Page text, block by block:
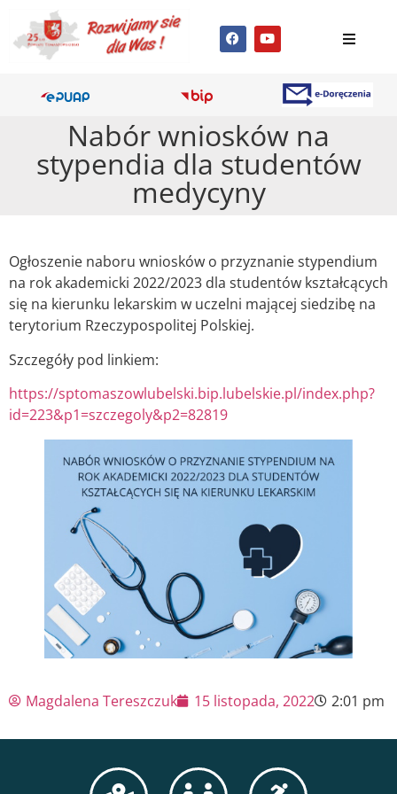
Nabór wniosków na
stypendia dla studentów
medycyny
Ogłoszenie naboru wniosków o przyznanie stypendium
na rok akademicki 2022/2023 dla studentów kształcących
się na kierunku lekarskim w uczelni mającej siedzibę na
terytorium Rzeczypospolitej Polskiej.
Szczegóły pod linkiem:
https://sptomaszowlubelski.bip.lubelskie.pl/index.php?
id=223&p1=szczegoly&p2=82819
Magdalena Tereszczuk 15 listopada, 2022 2:01 pm